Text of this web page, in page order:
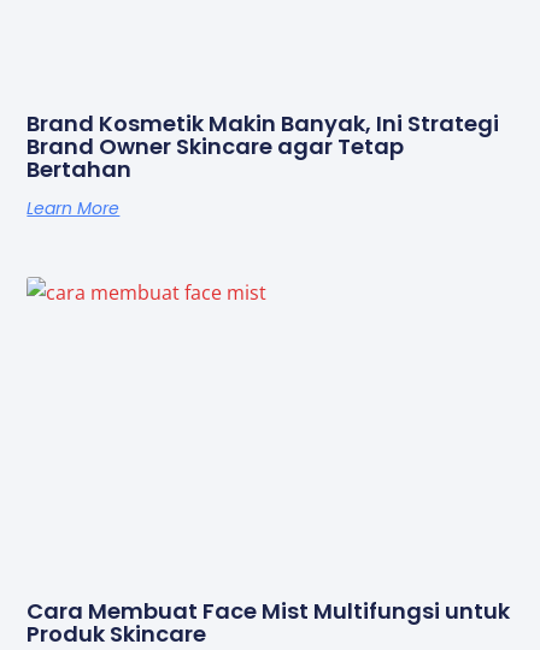
Brand Kosmetik Makin Banyak, Ini Strategi
Brand Owner Skincare agar Tetap
Bertahan
Learn More
Cara Membuat Face Mist Multifungsi untuk
Produk Skincare